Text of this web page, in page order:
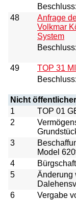
Beschluss:
48
Anfrage
Volkmar
System
Beschluss:
49
TOP 31
Beschluss:
Nicht
1
TOP 01
2
3
Model
4
5
Änderung
6
Vergabe